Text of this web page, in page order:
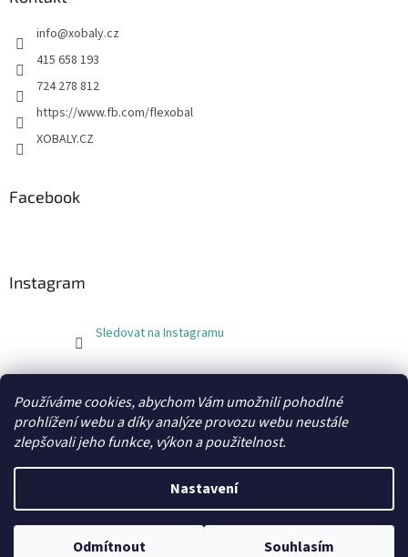
Používáme cookies, abychom Vám umožnili pohodlné
prohlížení webu a díky analýze provozu webu neustále
zlepšovali jeho funkce, výkon a použitelnost.
Nastavení
Odmítnout Souhlasím
info@xobaly.cz
415 658 193
724 278 812
https://www.fb.com/flexobal
XOBALY.CZ
Facebook
Instagram
Sledovat na Instagramu
Copyright 2026xobaly.cz. Všechna práva vyhrazena.
Grafický návrh a kódování vytvořilBEOM.cz.